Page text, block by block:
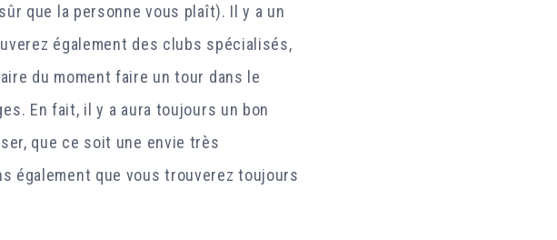
que la personne vous plaît). Il y a un
également des clubs spécialisés,
du moment faire un tour dans le
En fait, il y a aura toujours un bon
que ce soit une envie très
également que vous trouverez toujours